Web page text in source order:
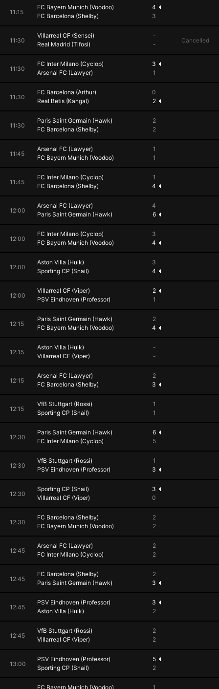
11:15
FC Bayern Munich (Voodoo)
FC Barcelona (Shelby)
4
3
11:30
Villarreal CF (Sensei)
Real Madrid (Tifosi)
-
-
Cancelled
11:30
FC Inter Milano (Cyclop)
Arsenal FC (Lawyer)
3
1
11:30
FC Barcelona (Arthur)
Real Betis (Kangal)
0
2
11:30
Paris Saint Germain (Hawk)
FC Barcelona (Shelby)
2
2
11:45
Arsenal FC (Lawyer)
FC Bayern Munich (Voodoo)
1
1
11:45
FC Inter Milano (Cyclop)
FC Barcelona (Shelby)
1
4
12:00
Arsenal FC (Lawyer)
Paris Saint Germain (Hawk)
4
6
12:00
FC Inter Milano (Cyclop)
FC Bayern Munich (Voodoo)
3
4
12:00
Aston Villa (Hulk)
Sporting CP (Snail)
3
4
12:00
Villarreal CF (Viper)
PSV Eindhoven (Professor)
2
1
12:15
Paris Saint Germain (Hawk)
FC Bayern Munich (Voodoo)
2
4
12:15
Aston Villa (Hulk)
Villarreal CF (Viper)
-
-
12:15
Arsenal FC (Lawyer)
FC Barcelona (Shelby)
2
3
12:15
VfB Stuttgart (Rossi)
Sporting CP (Snail)
1
1
12:30
Paris Saint Germain (Hawk)
FC Inter Milano (Cyclop)
6
5
12:30
VfB Stuttgart (Rossi)
PSV Eindhoven (Professor)
1
3
12:30
Sporting CP (Snail)
Villarreal CF (Viper)
3
0
12:30
FC Barcelona (Shelby)
FC Bayern Munich (Voodoo)
2
2
12:45
Arsenal FC (Lawyer)
FC Inter Milano (Cyclop)
2
2
12:45
FC Barcelona (Shelby)
Paris Saint Germain (Hawk)
2
3
12:45
PSV Eindhoven (Professor)
Aston Villa (Hulk)
3
2
12:45
VfB Stuttgart (Rossi)
Villarreal CF (Viper)
2
2
13:00
PSV Eindhoven (Professor)
Sporting CP (Snail)
5
2
FC Bayern Munich (Voodoo) 1